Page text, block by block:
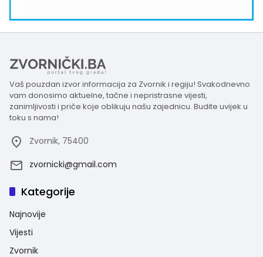
Vaš pouzdan izvor informacija za Zvornik i regiju! Svakodnevno
vam donosimo aktuelne, tačne i nepristrasne vijesti,
zanimljivosti i priče koje oblikuju našu zajednicu. Budite uvijek u
toku s nama!
Zvornik, 75400
zvornicki@gmail.com
Kategorije
Najnovije
Vijesti
Zvornik